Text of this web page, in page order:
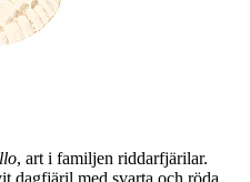
, art i familjen riddarfjärilar.
dagfjäril med svarta och röda